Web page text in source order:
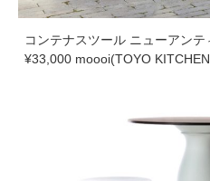
コンテナスツール ニューアン
¥33,000 moooi(TOYO